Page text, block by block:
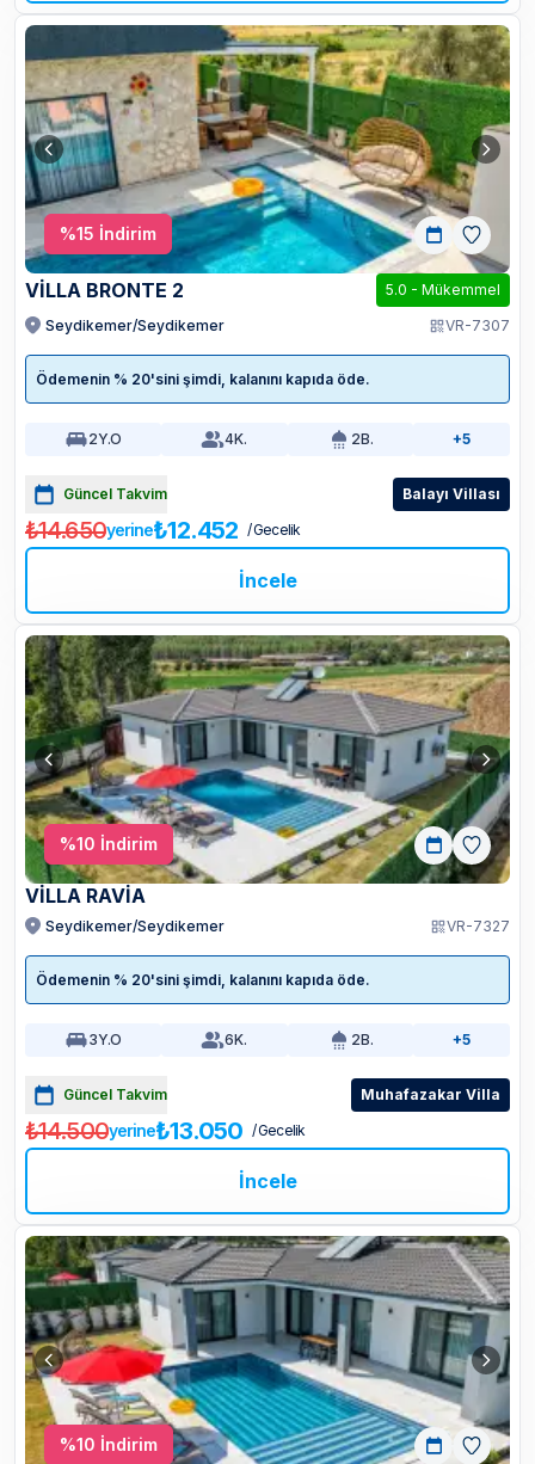
%15 İndirim
VİLLA BRONTE 2 5.0 - Mükemmel
Seydikemer/Seydikemer
VR-7307
Ödemenin % 20'sini şimdi, kalanını kapıda öde.
2Y.O 4K. 2B. +5
Güncel Takvim Balayı Villası
₺14.650yerine₺12.452 / Gecelik
İncele
%10 İndirim
VİLLA RAVİA
Seydikemer/Seydikemer VR-7327
Ödemenin % 20'sini şimdi, kalanını kapıda öde.
3Y.O 6K. 2B. +5
Güncel Takvim Muhafazakar Villa
₺14.500yerine₺13.050 / Gecelik
İncele
%10 İndirim